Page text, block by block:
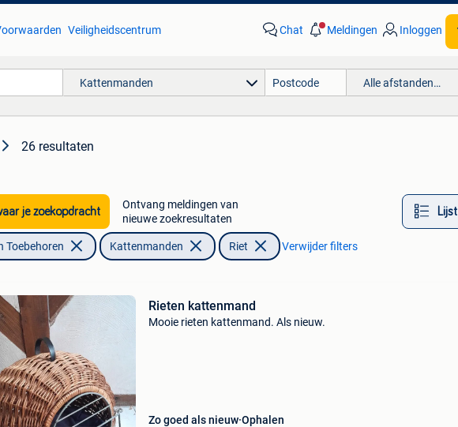
Veiligheidscentrum Chat Meldingen Inloggen
Kattenmanden Alle afstanden…
26 resultaten
je zoekopdracht
Ontvang meldingen van
nieuwe zoekresultaten
Lijst
Toebehoren Kattenmanden Riet Verwijder filters
Rieten kattenmand
Mooie rieten kattenmand. Als nieuw.
Zo goed als nieuw Ophalen